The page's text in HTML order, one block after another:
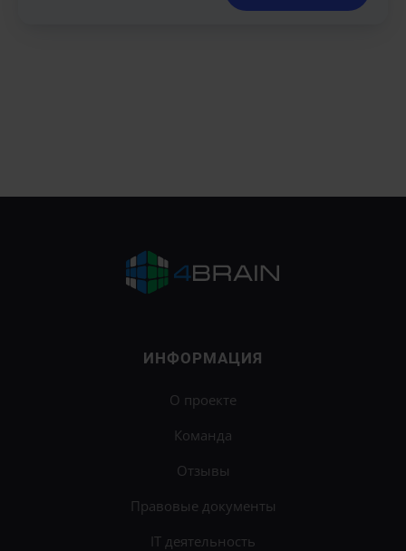
ИНФОРМАЦИЯ
О проекте
Команда
Отзывы
Правовые документы
IT деятельность